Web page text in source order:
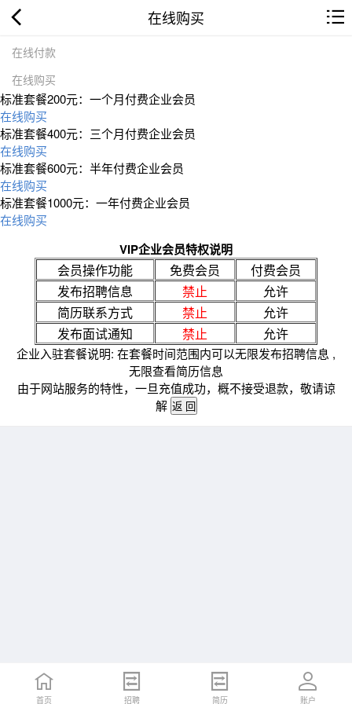
在线购买
在线付款
在线购买
标准套餐200元：一个月付费企业会员
在线购买
标准套餐400元：三个月付费企业会员
在线购买
标准套餐600元：半年付费企业会员
在线购买
标准套餐1000元：一年付费企业会员
在线购买
VIP企业会员特权说明
会员操作功能 免费会员
付费会员
发布招聘信息
禁止
允许
简历联系方式
禁止
允许
发布面试通知
禁止 允许
企业入驻套餐说明: 在套餐时间范围内可以无限发布招聘信息 ,
无限查看简历信息
由于网站服务的特性，一旦充值成功，概不接受退款，敬请谅
解
首页 招聘 简历 账户